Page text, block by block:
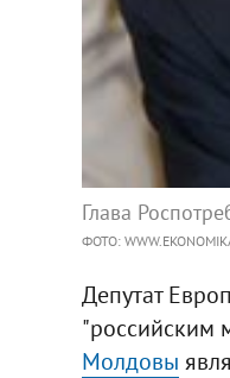
Глава
ФОТО:
Депутат
"российским
Молдовы